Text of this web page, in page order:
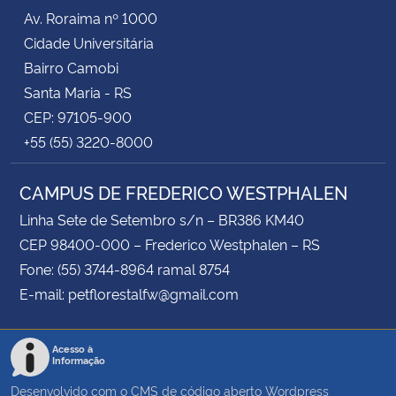
Secretaria-Geral
Secretaria de Governo
Gabinete de Segurança Institucional
Banco Central do Brasil
Planalto
Av. Roraima nº 1000
Cidade Universitária
Bairro Camobi
Santa Maria - RS
CEP: 97105-900
+55 (55) 3220-8000
CAMPUS DE FREDERICO WESTPHALEN
Linha Sete de Setembro s/n – BR386 KM40
CEP 98400-000 – Frederico Westphalen – RS
Fone: (55) 3744-8964 ramal 8754
E-mail: petflorestalfw@gmail.com
Acesso à
Informação
Desenvolvido com o CMS de código aberto Wordpress